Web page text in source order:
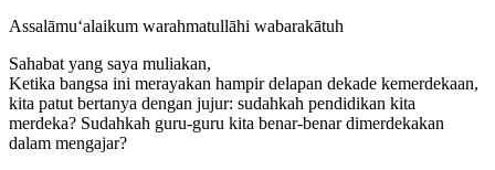
Assalāmu‘alaikum warahmatullāhi wabarakātuh
Sahabat yang saya muliakan,
Ketika bangsa ini merayakan hampir delapan dekade kemerdekaan,
kita patut bertanya dengan jujur: sudahkah pendidikan kita
merdeka? Sudahkah guru-guru kita benar-benar dimerdekakan
dalam mengajar?